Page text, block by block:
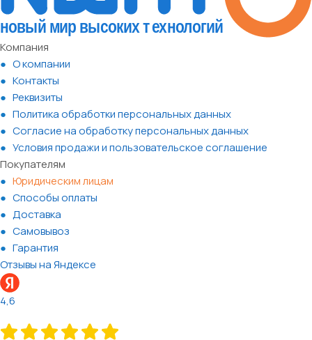
Компания
О компании
Контакты
Реквизиты
Политика обработки персональных данных
Согласие на обработку персональных данных
Условия продажи и пользовательское соглашение
Покупателям
Юридическим лицам
Способы оплаты
Доставка
Самовывоз
Гарантия
Отзывы на Яндексе
4,6